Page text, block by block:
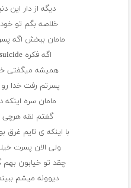
دیگه از دار این
خلاصه بگم تو
مامان ببخش اگه
اگه فکره suicide میزنه ب سرش
همیشه میگفتی
پسرتم رفت خدا
مامان سره اینکه
گفتم لقه هرچی
با اینکه ی تایم
ولی الان پسرت
چقد تو خیابون بهم
دیوونه میشم